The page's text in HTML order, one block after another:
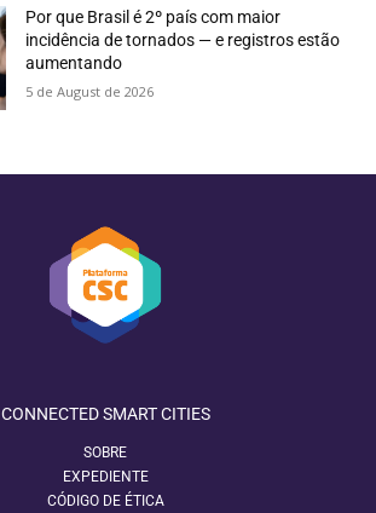
Por que Brasil é 2º país com maior
incidência de tornados — e registros estão
aumentando
5 de August de 2026
CONNECTED SMART CITIES
SOBRE
EXPEDIENTE
CÓDIGO DE ÉTICA